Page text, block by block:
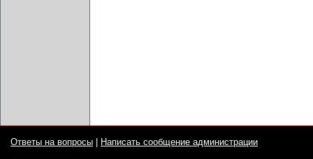
Ответы на вопросы Написать сообщение администрации